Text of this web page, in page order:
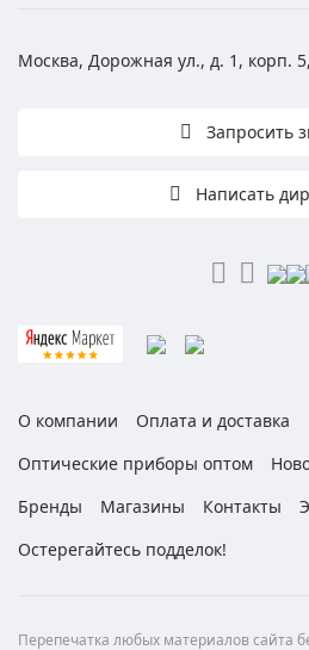
Москва, Дорожная ул., д. 1, корп.
Запросить
Написать
О компании
Оплата и доставка
Оптические приборы оптом
Бренды
Магазины Контакты
Остерегайтесь подделок!
Перепечатка любых материалов сайта